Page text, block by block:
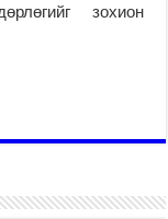
зохион